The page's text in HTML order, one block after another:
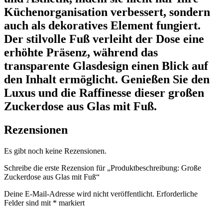
Küchenorganisation verbessert, sondern
auch als dekoratives Element fungiert.
Der stilvolle Fuß verleiht der Dose eine
erhöhte Präsenz, während das
transparente Glasdesign einen Blick auf
den Inhalt ermöglicht. Genießen Sie den
Luxus und die Raffinesse dieser großen
Zuckerdose aus Glas mit Fuß.
Rezensionen
Es gibt noch keine Rezensionen.
Schreibe die erste Rezension für „Produktbeschreibung: Große
Zuckerdose aus Glas mit Fuß“
Deine E-Mail-Adresse wird nicht veröffentlicht. Erforderliche
Felder sind mit * markiert